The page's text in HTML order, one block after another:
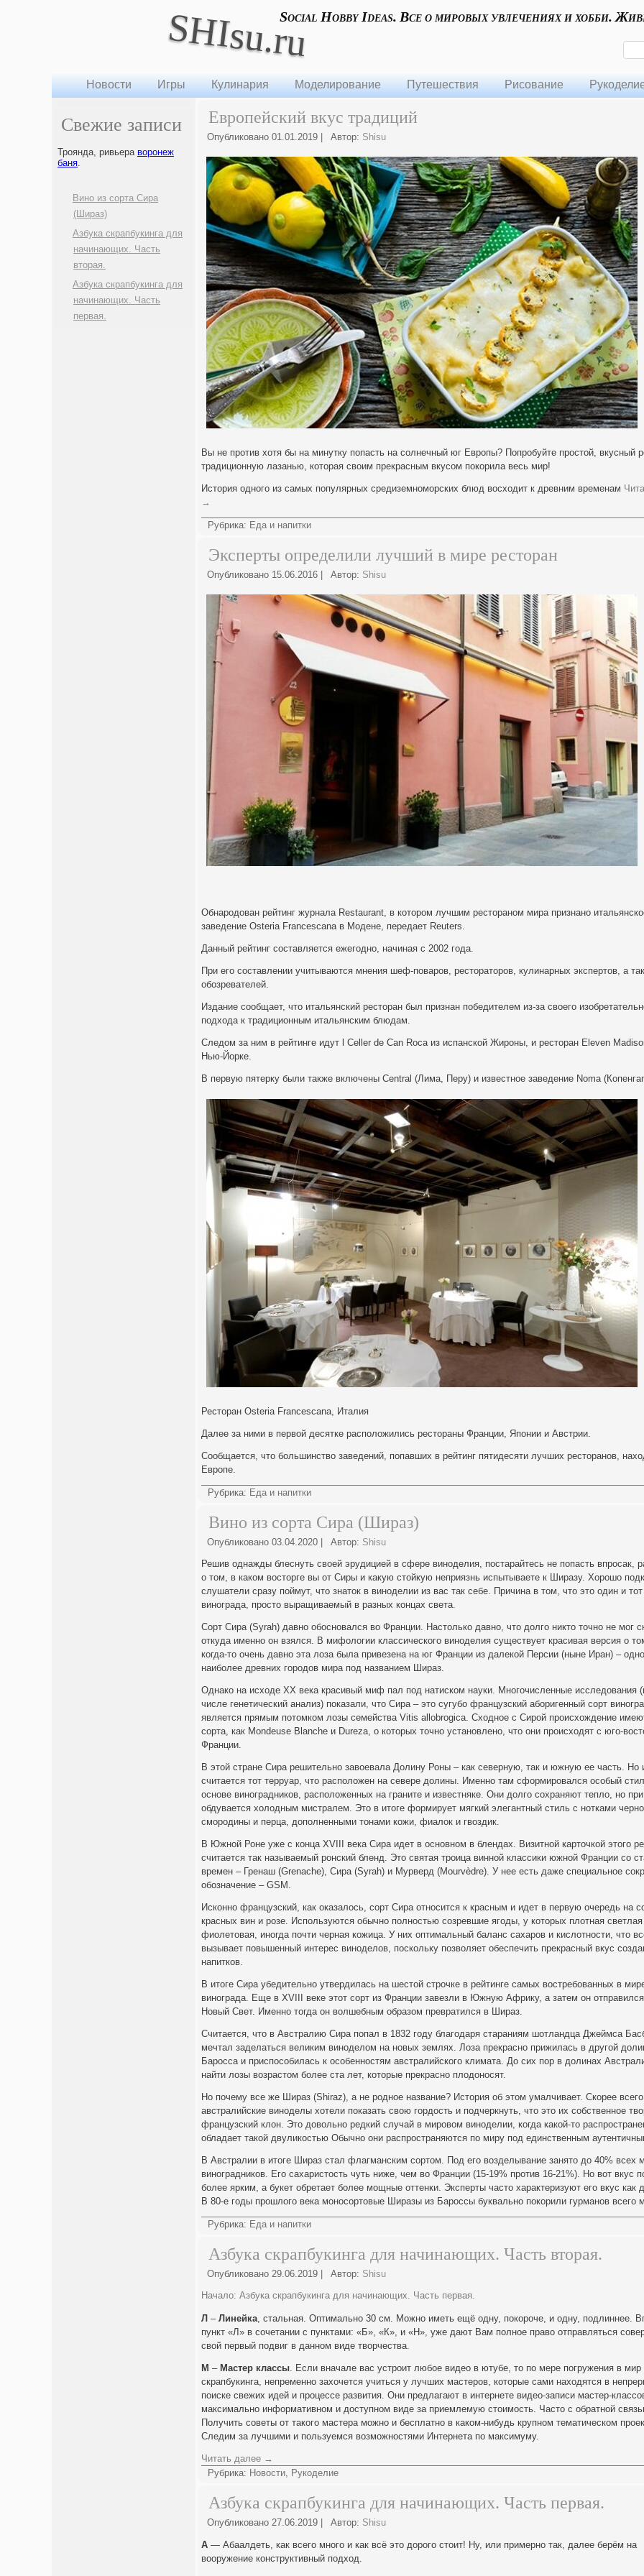
SHIsu.ruSocial Hobby Ideas. Все о мировых увлечениях и хобби.
Новости Игры Кулинария Моделирование Путешествия Рисование
Свежие записи
Троянда, ривьера воронеж
баня.
Вино из сорта Сира
(Шираз)
Азбука скрапбукинга для
начинающих. Часть
вторая.
Азбука скрапбукинга для
начинающих. Часть
первая.
Европейский вкус традиций
Опубликовано 01.01.2019 Автор: Shisu
Вы не против хотя бы на минутку попасть на солнечный юг Европы? Попробуйте простой, вкусный
традиционную лазанью, которая своим прекрасным вкусом покорила весь мир!
История одного из самых популярных средиземноморских блюд восходит к древним временам
→
Рубрика: Еда и напитки
Эксперты определили лучший в мире ресторан
Опубликовано 15.06.2016 Автор: Shisu
Обнародован рейтинг журнала Restaurant, в котором лучшим рестораном мира признано
заведение Osteria Francescana в Модене, передает Reuters.
Данный рейтинг составляется ежегодно, начиная с 2002 года.
При его составлении учитываются мнения шеф-поваров, рестораторов, кулинарных экспертов, а
обозревателей.
Издание сообщает, что итальянский ресторан был признан победителем из-за своего
подхода к традиционным итальянским блюдам.
Следом за ним в рейтинге идут l Celler de Can Roca из испанской Жироны, и ресторан Eleven
Нью-Йорке.
В первую пятерку были также включены Central (Лима, Перу) и известное заведение Noma
Ресторан Osteria Francescana, Италия
Далее за ними в первой десятке расположились рестораны Франции, Японии и Австрии.
Сообщается, что большинство заведений, попавших в рейтинг пятидесяти лучших ресторанов,
Европе.
Рубрика: Еда и напитки
Вино из сорта Сира (Шираз)
Опубликовано 03.04.2020 Автор: Shisu
Решив однажды блеснуть своей эрудицией в сфере виноделия, постарайтесь не попасть впросак,
о том, в каком восторге вы от Сиры и какую стойкую неприязнь испытываете к Ширазу. Хорошо
слушатели сразу поймут, что знаток в виноделии из вас так себе. Причина в том, что это один и
винограда, просто выращиваемый в разных концах света.
Сорт Сира (Syrah) давно обосновался во Франции. Настолько давно, что долго никто точно не мог
откуда именно он взялся. В мифологии классического виноделия существует красивая версия о
когда-то очень давно эта лоза была привезена на юг Франции из далекой Персии (ныне Иран) –
наиболее древних городов мира под названием Шираз.
Однако на исходе XX века красивый миф пал под натиском науки. Многочисленные исследования
числе генетический анализ) показали, что Сира – это сугубо французский аборигенный сорт
является прямым потомком лозы семейства Vitis allobrogica. Сходное с Сирой происхождение
сорта, как Mondeuse Blanche и Dureza, о которых точно установлено, что они происходят с юго-
Франции.
В этой стране Сира решительно завоевала Долину Роны – как северную, так и южную ее часть. Но
считается тот терруар, что расположен на севере долины. Именно там сформировался особый
основе виноградников, расположенных на граните и известняке. Они долго сохраняют тепло, но
обдувается холодным мистралем. Это в итоге формирует мягкий элегантный стиль с нотками
смородины и перца, дополненными тонами кожи, фиалок и гвоздик.
В Южной Роне уже с конца XVIII века Сира идет в основном в блендах. Визитной карточкой этого
считается так называемый ронский бленд. Это святая троица винной классики южной Франции со
времен – Гренаш (Grenache), Сира (Syrah) и Мурверд (Mourvèdre). У нее есть даже специальное
обозначение – GSM.
Исконно французский, как оказалось, сорт Сира относится к красным и идет в первую очередь на
красных вин и розе. Используются обычно полностью созревшие ягоды, у которых плотная
фиолетовая, иногда почти черная кожица. У них оптимальный баланс сахаров и кислотности, что
вызывает повышенный интерес виноделов, поскольку позволяет обеспечить прекрасный вкус
напитков.
В итоге Сира убедительно утвердилась на шестой строчке в рейтинге самых востребованных в
винограда. Еще в XVIII веке этот сорт из Франции завезли в Южную Африку, а затем он отправился
Новый Свет. Именно тогда он волшебным образом превратился в Шираз.
Считается, что в Австралию Сира попал в 1832 году благодаря стараниям шотландца Джеймса
мечтал заделаться великим виноделом на новых землях. Лоза прекрасно прижилась в другой
Баросса и приспособилась к особенностям австралийского климата. До сих пор в долинах
найти лозы возрастом более ста лет, которые прекрасно плодоносят.
Но почему все же Шираз (Shiraz), а не родное название? История об этом умалчивает. Скорее
австралийские виноделы хотели показать свою гордость и подчеркнуть, что это их собственное
французский клон. Это довольно редкий случай в мировом виноделии, когда какой-то
обладает такой двуликостью Обычно они распространяются по миру под единственным
В Австралии в итоге Шираз стал флагманским сортом. Под его возделывание занято до 40% всех
виноградников. Его сахаристость чуть ниже, чем во Франции (15-19% против 16-21%). Но вот вкус
более ярким, а букет обретает более мощные оттенки. Эксперты часто характеризуют его вкус как
В 80-е годы прошлого века моносортовые Ширазы из Бароссы буквально покорили гурманов всего
Рубрика: Еда и напитки
Азбука скрапбукинга для начинающих. Часть вторая.
Опубликовано 29.06.2019 Автор: Shisu
Начало: Азбука скрапбукинга для начинающих. Часть первая.
Л – Линейка, стальная. Оптимально 30 см. Можно иметь ещё одну, покороче, и одну, подлиннее.
пункт «Л» в сочетании с пунктами: «Б», «К», и «Н», уже дают Вам полное право отправляться
свой первый подвиг в данном виде творчества.
М – Мастер классы. Если вначале вас устроит любое видео в ютубе, то по мере погружения в мир
скрапбукинга, непременно захочется учиться у лучших мастеров, которые сами находятся в
поиске свежих идей и процессе развития. Они предлагают в интернете видео-записи мастер-
максимально информативном и доступном виде за приемлемую стоимость. Часто с обратной
Получить советы от такого мастера можно и бесплатно в каком-нибудь крупном тематическом
Следим за лучшими и пользуемся возможностями Интернета по максимуму.
Читать далее →
Рубрика: Новости, Рукоделие
Азбука скрапбукинга для начинающих. Часть первая.
Опубликовано 27.06.2019 Автор: Shisu
А — Абаалдеть, как всего много и как всё это дорого стоит! Ну, или примерно так, далее берём на
вооружение конструктивный подход.